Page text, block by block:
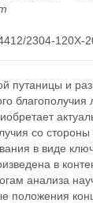
2304-120X-
путаницы и
со
в виде
в
анализа